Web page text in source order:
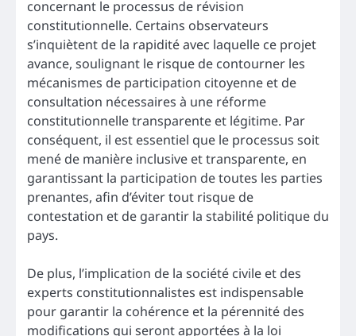
concernant le processus de révision
constitutionnelle. Certains observateurs
s’inquiètent de la rapidité avec laquelle ce projet
avance, soulignant le risque de contourner les
mécanismes de participation citoyenne et de
consultation nécessaires à une réforme
constitutionnelle transparente et légitime. Par
conséquent, il est essentiel que le processus soit
mené de manière inclusive et transparente, en
garantissant la participation de toutes les parties
prenantes, afin d’éviter tout risque de
contestation et de garantir la stabilité politique du
pays.
De plus, l’implication de la société civile et des
experts constitutionnalistes est indispensable
pour garantir la cohérence et la pérennité des
modifications qui seront apportées à la loi